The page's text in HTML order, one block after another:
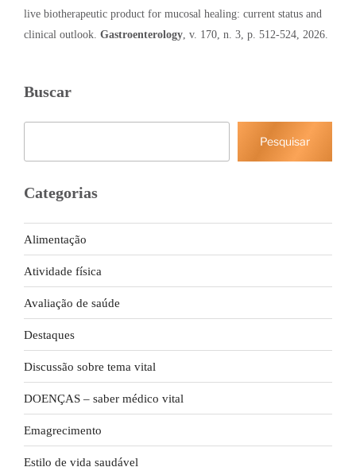
live biotherapeutic product for mucosal healing: current status and
clinical outlook. Gastroenterology , v. 170, n. 3, p. 512-524, 2026.
Buscar
Pesquisar
Categorias
Alimentação
Atividade física
Avaliação de saúde
Destaques
Discussão sobre tema vital
DOENÇAS – saber médico vital
Emagrecimento
Estilo de vida saudável